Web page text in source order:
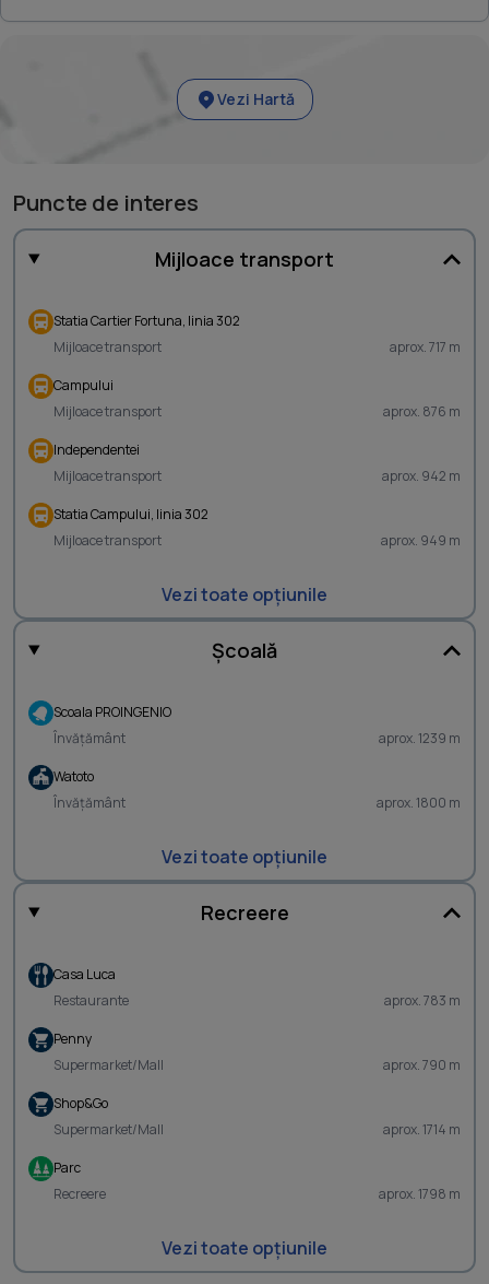
Vezi Hartă
Puncte de interes
Mijloace transport
Statia Cartier Fortuna, linia 302
Mijloace transport
aprox. 717 m
Campului
Mijloace transport
aprox. 876 m
Independentei
Mijloace transport
aprox. 942 m
Statia Campului, linia 302
Mijloace transport
aprox. 949 m
Vezi toate opțiunile
Școală
Scoala PROINGENIO
Învățământ
aprox. 1239 m
Watoto
Învățământ
aprox. 1800 m
Vezi toate opțiunile
Recreere
Casa Luca
Restaurante
aprox. 783 m
Penny
Supermarket/Mall
aprox. 790 m
Shop&Go
Supermarket/Mall
aprox. 1714 m
Parc
Recreere
aprox. 1798 m
Vezi toate opțiunile